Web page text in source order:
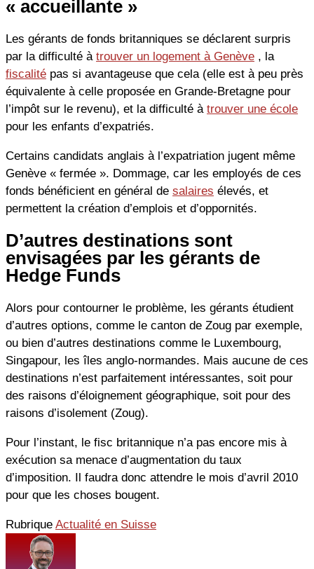
« accueillante »
Les gérants de fonds britanniques se déclarent surpris
par la difficulté à trouver un logement à Genève , la
fiscalité pas si avantageuse que cela (elle est à peu près
équivalente à celle proposée en Grande-Bretagne pour
l’impôt sur le revenu), et la difficulté à trouver une école
pour les enfants d’expatriés.
Certains candidats anglais à l’expatriation jugent même
Genève « fermée ». Dommage, car les employés de ces
fonds bénéficient en général de salaires élevés, et
permettent la création d’emplois et d’oppornités.
D’autres destinations sont
envisagées par les gérants de
Hedge Funds
Alors pour contourner le problème, les gérants étudient
d’autres options, comme le canton de Zoug par exemple,
ou bien d’autres destinations comme le Luxembourg,
Singapour, les îles anglo-normandes. Mais aucune de ces
destinations n’est parfaitement intéressantes, soit pour
des raisons d’éloignement géographique, soit pour des
raisons d’isolement (Zoug).
Pour l’instant, le fisc britannique n’a pas encore mis à
exécution sa menace d’augmentation du taux
d’imposition. Il faudra donc attendre le mois d’avril 2010
pour que les choses bougent.
Rubrique Actualité en Suisse